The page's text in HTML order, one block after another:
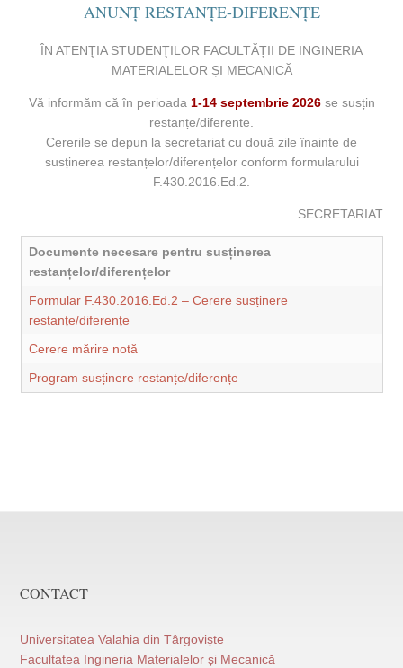
ANUNȚ RESTANȚE-DIFERENȚE
ÎN ATENŢIA STUDENŢILOR FACULTĂȚII DE INGINERIA
MATERIALELOR ȘI MECANICĂ
Vă informăm că în perioada 1-14 septembrie 2026se susțin
restanțe/diferente.
Cererile se depun la secretariat cu două zile înainte de
susținerea restanțelor/diferențelor conform formularului
F.430.2016.Ed.2.
SECRETARIAT
Documente necesare pentru susținerea
restanțelor/diferențelor
Formular F.430.2016.Ed.2 – Cerere susținere
restanțe/diferențe
Cerere mărire notă
Program susținere restanțe/diferențe
CONTACT
Universitatea Valahia din Târgoviște
Facultatea Ingineria Materialelor și Mecanică